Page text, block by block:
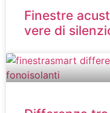
Finestre
vere di